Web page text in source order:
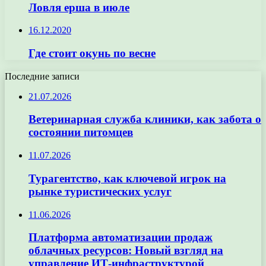
Ловля ерша в июле
16.12.2020
Где стоит окунь по весне
Последние записи
21.07.2026
Ветеринарная служба клиники, как забота о
состоянии питомцев
11.07.2026
Турагентство, как ключевой игрок на
рынке туристических услуг
11.06.2026
Платформа автоматизации продаж
облачных ресурсов: Новый взгляд на